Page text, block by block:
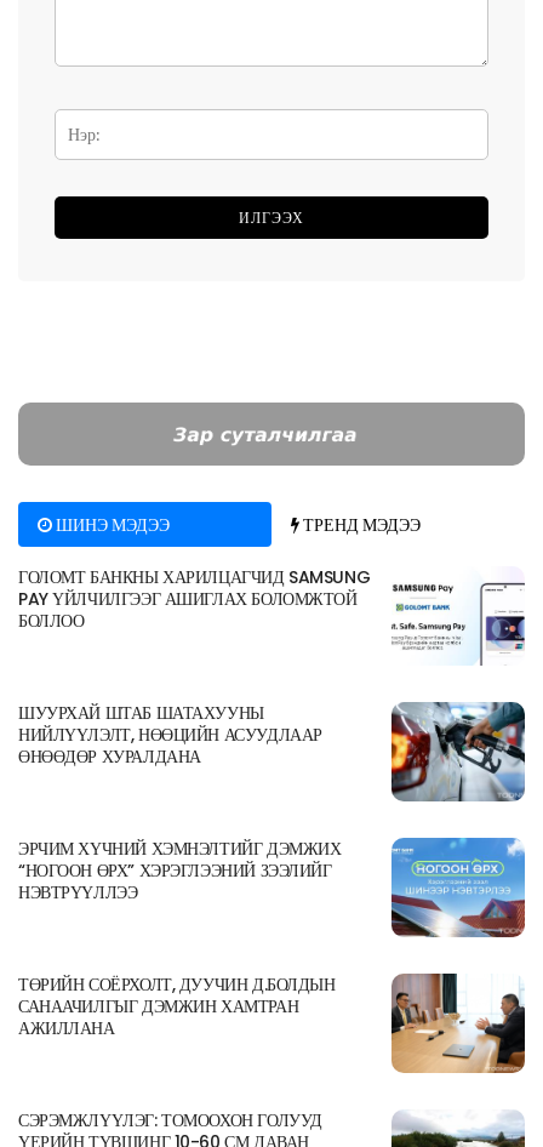
ШИНЭ МЭДЭЭ ТРЕНД МЭДЭЭ
ГОЛОМТ БАНКНЫ ХАРИЛЦАГЧИД SAMSUNG
PAY ҮЙЛЧИЛГЭЭГ АШИГЛАХ БОЛОМЖТОЙ
БОЛЛОО
ШУУРХАЙ ШТАБ ШАТАХУУНЫ
НИЙЛҮҮЛЭЛТ, НӨӨЦИЙН АСУУДЛААР
ӨНӨӨДӨР ХУРАЛДАНА
ЭРЧИМ ХҮЧНИЙ ХЭМНЭЛТИЙГ ДЭМЖИХ
“НОГООН ӨРХ” ХЭРЭГЛЭЭНИЙ ЗЭЭЛИЙГ
НЭВТРҮҮЛЛЭЭ
ТӨРИЙН СОЁРХОЛТ, ДУУЧИН Д.БОЛДЫН
САНААЧИЛГЫГ ДЭМЖИН ХАМТРАН
АЖИЛЛАНА
СЭРЭМЖЛҮҮЛЭГ: ТОМООХОН ГОЛУУД